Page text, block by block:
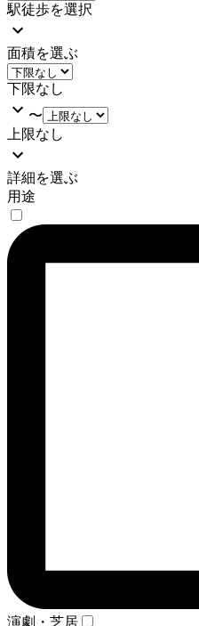
駅徒歩を選択
面積を選ぶ
下限なし
〜
上限なし
詳細を選ぶ
用途
演劇・芝居